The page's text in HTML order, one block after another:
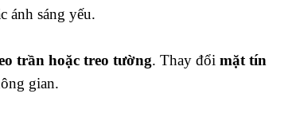
ánh sáng yếu.
trần hoặc treo tường. Thay đổi mặt tín
gian.